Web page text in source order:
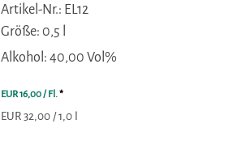
Artikel-Nr.: EL12
Größe: 0,5 l
Alkohol: 40,00 Vol%
EUR 16,00/ Fl.*
EUR 32,00 / 1,0 l